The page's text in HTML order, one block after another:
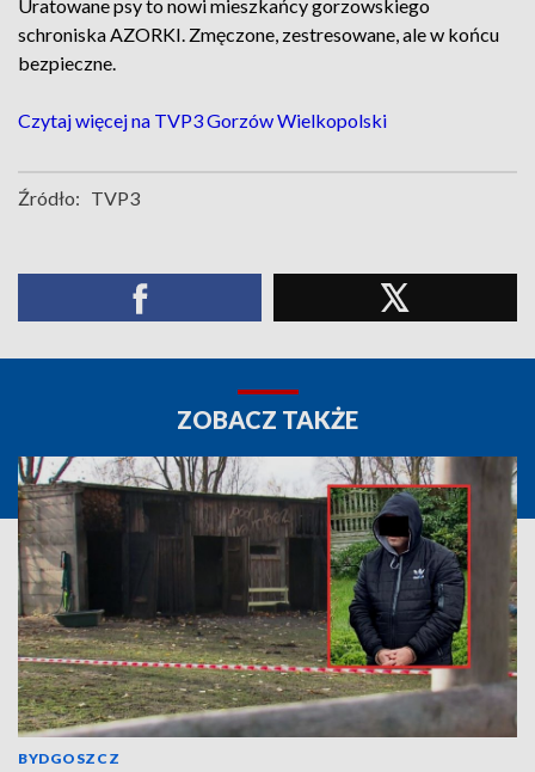
Uratowane psy to nowi mieszkańcy gorzowskiego
schroniska AZORKI. Zmęczone, zestresowane, ale w końcu
bezpieczne.
Czytaj więcej na TVP3 Gorzów Wielkopolski
Źródło: TVP3
ZOBACZ TAKŻE
BYDGOSZCZ